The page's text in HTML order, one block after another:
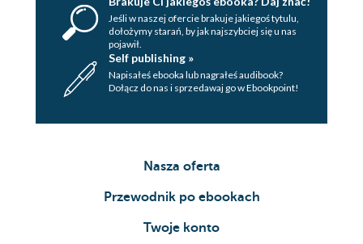
Jeśli w naszej ofercie brakuje jakiegoś tytulu,
dołożymy starań, by jak najszybciej się u nas
pojawił.
Self publishing »
Napisałeś ebooka lub nagrałeś audibook?
Dołącz do nas i sprzedawaj go w Ebookpoint!
Nasza oferta
Przewodnik po ebookach
Twoje konto